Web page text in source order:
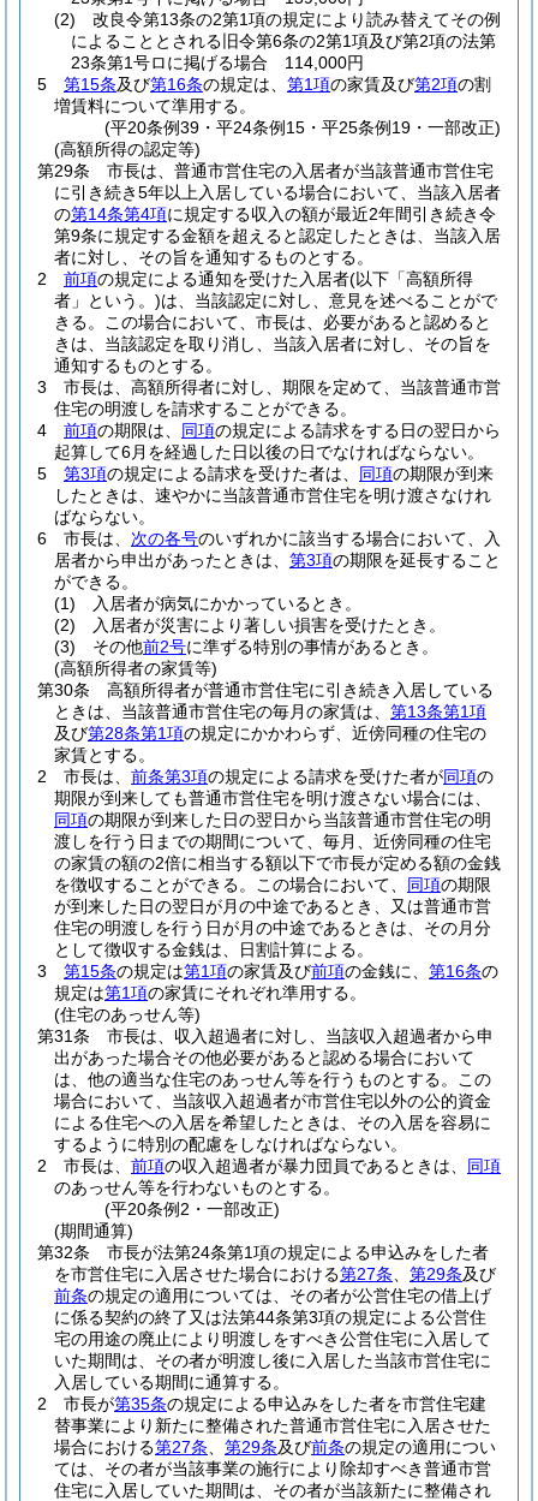
(2)
改良令第13条の2第1項の規定により読み替えてその例
によることとされる旧令第6条の2第1項及び第2項の法第
23条第1号ロに掲げる場合 114,000円
5
第15条及び第16条の規定は、 第1項の家賃及び第2項の割
増賃料について準用する。
(平20条例39・平24条例15・平25条例19・一部改正)
(高額所得の認定等)
第29条
市長は、普通市営住宅の入居者が当該普通市営住宅
に引き続き5年以上入居している場合において、当該入居者
の第14条第4項に規定する収入の額が最近2年間引き続き令
第9条に規定する金額を超えると認定したときは、当該入居
者に対し、その旨を通知するものとする。
2
前項の規定による通知を受けた入居者(以下「高額所得
者」という。)は、当該認定に対し、意見を述べることがで
きる。
この場合において、市長は、必要があると認めると
きは、当該認定を取り消し、当該入居者に対し、その旨を
通知するものとする。
3
市長は、高額所得者に対し、期限を定めて、当該普通市営
住宅の明渡しを請求することができる。
4
前項の期限は、 同項の規定による請求をする日の翌日から
起算して6月を経過した日以後の日でなければならない。
5
第3項の規定による請求を受けた者は、 同項の期限が到来
したときは、速やかに当該普通市営住宅を明け渡さなけれ
ばならない。
6
市長は、 次の各号のいずれかに該当する場合において、入
居者から申出があったときは、 第3項の期限を延長すること
ができる。
(1)
入居者が病気にかかっているとき。
(2)
入居者が災害により著しい損害を受けたとき。
(3)
その他前2号に準ずる特別の事情があるとき。
(高額所得者の家賃等)
第30条
高額所得者が普通市営住宅に引き続き入居している
ときは、当該普通市営住宅の毎月の家賃は、 第13条第1項
及び第28条第1項の規定にかかわらず、近傍同種の住宅の
家賃とする。
2
市長は、 前条第3項の規定による請求を受けた者が同項の
期限が到来しても普通市営住宅を明け渡さない場合には、
同項の期限が到来した日の翌日から当該普通市営住宅の明
渡しを行う日までの期間について、毎月、近傍同種の住宅
の家賃の額の2倍に相当する額以下で市長が定める額の金銭
を徴収することができる。
この場合において、 同項の期限
が到来した日の翌日が月の中途であるとき、又は普通市営
住宅の明渡しを行う日が月の中途であるときは、その月分
として徴収する金銭は、日割計算による。
3
第15条の規定は第1項の家賃及び前項の金銭に、 第16条の
規定は第1項の家賃にそれぞれ準用する。
(住宅のあっせん等)
第31条
市長は、収入超過者に対し、当該収入超過者から申
出があった場合その他必要があると認める場合において
は、他の適当な住宅のあっせん等を行うものとする。
この
場合において、当該収入超過者が市営住宅以外の公的資金
による住宅への入居を希望したときは、その入居を容易に
するように特別の配慮をしなければならない。
2
市長は、 前項の収入超過者が暴力団員であるときは、 同項
のあっせん等を行わないものとする。
(平20条例2・一部改正)
(期間通算)
第32条
市長が法第24条第1項の規定による申込みをした者
を市営住宅に入居させた場合における第27条 第29条及び
前条の規定の適用については、その者が公営住宅の借上げ
に係る契約の終了又は法第44条第3項の規定による公営住
宅の用途の廃止により明渡しをすべき公営住宅に入居して
いた期間は、その者が明渡し後に入居した当該市営住宅に
入居している期間に通算する。
2
市長が第35条の規定による申込みをした者を市営住宅建
替事業により新たに整備された普通市営住宅に入居させた
場合における第27条 第29条及び前条の規定の適用につい
ては、その者が当該事業の施行により除却すべき普通市営
住宅に入居していた期間は、その者が当該新たに整備され